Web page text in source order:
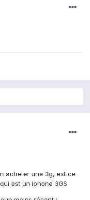
acheter une 3g, est ce
est un iphone 3GS